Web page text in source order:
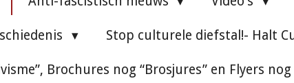
Stop culturele diefstal!- Halt
Brochures nog “Brosjures” en Flyers